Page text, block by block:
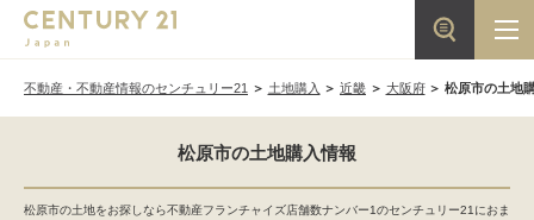
不動産・不動産情報のセンチュリー21 土地購入 近畿 大阪府 松原市の土地
松原市の土地購入情報
松原市の土地をお探しなら不動産フランチャイズ店舗数ナンバー1のセンチュリー21におま